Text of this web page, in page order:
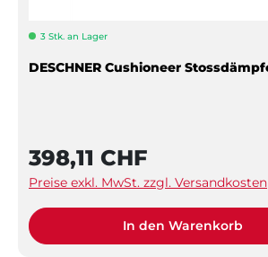
3 Stk. an Lager
398,11 CHF
Preise exkl. MwSt. zzgl. Versandkosten
In den Warenkorb